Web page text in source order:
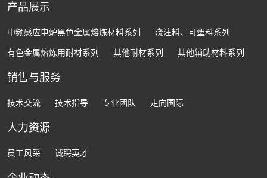
产品展示
中频感应电炉黑色金属熔炼材料系列 浇注料、可塑料系列
有色金属熔炼用耐材系列 其他耐材系列 其他辅助材料系列
销售与服务
技术交流 技术指导 专业团队 走向国际
人力资源
员工风采 诚聘英才